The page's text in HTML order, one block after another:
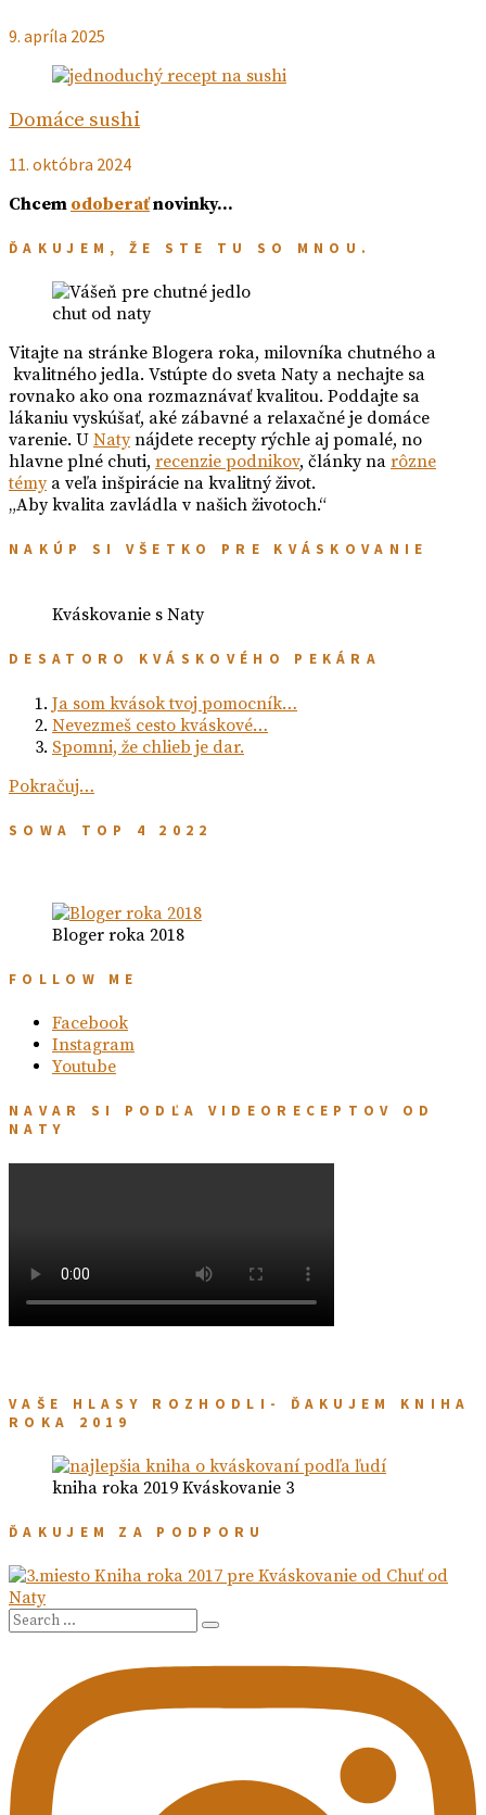
9. apríla 2025
Domáce sushi
11. októbra 2024
Chcem odoberaťnovinky…
ĎAKUJEM, ŽE STE TU SO MNOU.
chut od naty
Vitajte na stránke Blogera roka, milovníka chutného a
kvalitného jedla. Vstúpte do sveta Naty a nechajte sa
rovnako ako ona rozmaznávať kvalitou. Poddajte sa
lákaniu vyskúšať, aké zábavné a relaxačné je domáce
varenie. U Natynájdete recepty rýchle aj pomalé, no
hlavne plné chuti, recenzie podnikov, články na rôzne
témya veľa inšpirácie na kvalitný život.
„Aby kvalita zavládla v našich životoch.“
NAKÚP SI VŠETKO PRE KVÁSKOVANIE
Kváskovanie s Naty
DESATORO KVÁSKOVÉHO PEKÁRA
Ja som kvások tvoj pomocník…
Nevezmeš cesto kváskové…
Spomni, že chlieb je dar.
Pokračuj…
SOWA TOP 4 2022
Bloger roka 2018
FOLLOW ME
Facebook
Instagram
Youtube
NAVAR SI PODĽA VIDEORECEPTOV OD
NATY
VAŠE HLASY ROZHODLI- ĎAKUJEM KNIHA
ROKA 2019
kniha roka 2019 Kváskovanie 3
ĎAKUJEM ZA PODPORU
Search
Search